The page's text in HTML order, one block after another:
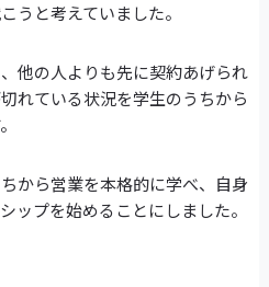
うと考えていました。
他の人よりも先に契約あげられ
れている状況を学生のうちから
から営業を本格的に学べ、自身
ップを始めることにしました。